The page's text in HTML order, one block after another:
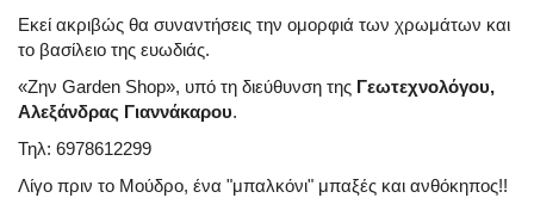
Εκεί ακριβώς θα συναντήσεις την ομορφιά των χρωμάτων και
το βασίλειο της ευωδιάς.
«Ζην Garden Shop», υπό τη διεύθυνση της Γεωτεχνολόγου,
Αλεξάνδρας Γιαννάκαρου.
Τηλ: 6978612299
Λίγο πριν το Μούδρο, ένα "μπαλκόνι" μπαξές και ανθόκηπος!!